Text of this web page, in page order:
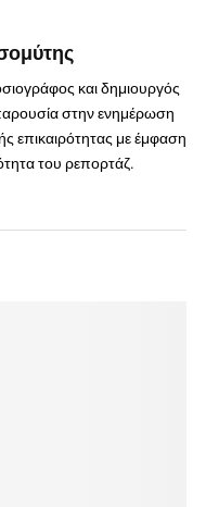
και δημιουργός
στην ενημέρωση
επικαιρότητας με έμφαση
του ρεπορτάζ.